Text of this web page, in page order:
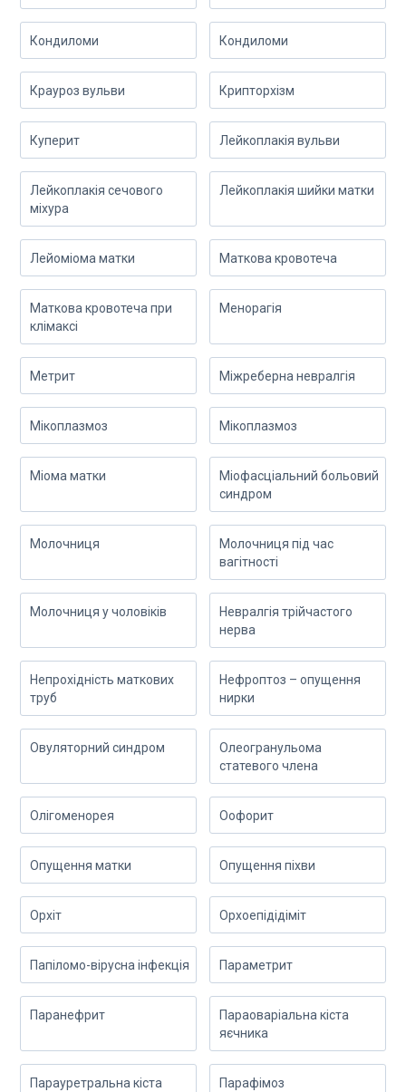
Кондиломи Кондиломи
Крауроз вульви Крипторхізм
Куперит Лейкоплакія вульви
Лейкоплакія сечового
міхура
Лейкоплакія шийки матки
Лейоміома матки Маткова кровотеча
Маткова кровотеча при
клімаксі
Менорагія
Метрит Міжреберна невралгія
Мікоплазмоз Мікоплазмоз
Міома матки
Міофасціальний больовий
синдром
Молочниця
Молочниця під час
вагітності
Молочниця у чоловіків
Невралгія трійчастого
нерва
Непрохідність маткових
труб
Нефроптоз – опущення
нирки
Овуляторний синдром
Олеогранульома
статевого члена
Олігоменорея Оофорит
Опущення матки Опущення піхви
Орхіт Орхоепідідіміт
Папіломо-вірусна інфекція Параметрит
Паранефрит
Параоваріальна кіста
яєчника
Парауретральна кіста Парафімоз